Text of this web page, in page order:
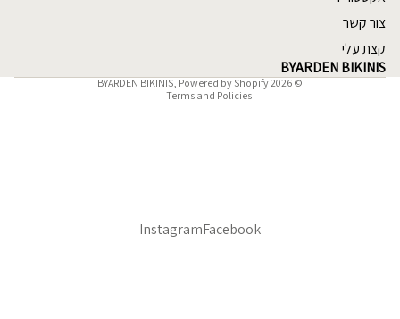
צור קשר
קצת עלי
BYARDEN BIKINIS
© 2026
BYARDEN BIKINIS ,Powered by Shopify
Terms and Policies
Facebook
Instagram